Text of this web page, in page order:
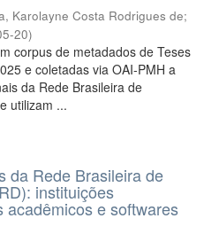
Karolayne Costa Rodrigues de;
20)
corpus de metadados de Teses
e coletadas via OAI-PMH a
da Rede Brasileira de
utilizam ...
da Rede Brasileira de
instituições
e softwares